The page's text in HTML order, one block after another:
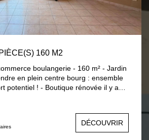
160 M2
boulangerie - 160 m² - Jardin
en plein centre bourg : ensemble
potentiel ! - Boutique rénovée il y a
(env. 59 m²) : réserve, douche,
d'habitation (env. 90
aménagée/équipée, salle à manger
(dont 2 en enfilade), salle d'eau, WC
DÉCOUVRIR